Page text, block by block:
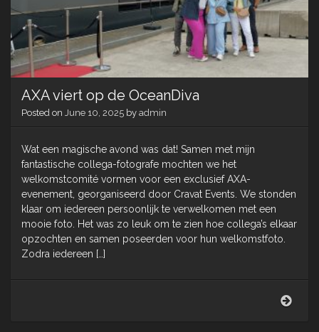
AXA viert op de OceanDiva
Posted on June 10, 2025 by admin
Wat een magische avond was dat! Samen met mijn
fantastische collega-fotografe mochten we het
welkomstcomité vormen voor een exclusief AXA-
evenement, georganiseerd door Cravat Events. We stonden
klaar om iedereen persoonlijk te verwelkomen met een
mooie foto. Het was zo leuk om te zien hoe collega’s elkaar
opzochten en samen poseerden voor hun welkomstfoto.
Zodra iedereen […]